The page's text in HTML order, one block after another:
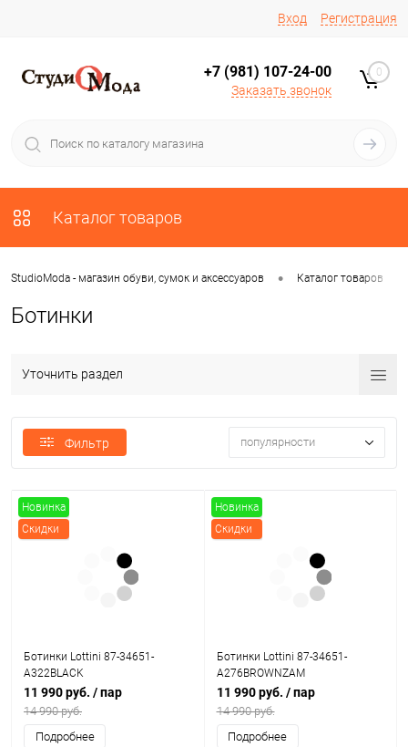
Вход Регистрация
+7 (981) 107-24-00
Заказать звонок
0
Каталог товаров
StudioModa - магазин обуви, сумок и аксессуаров • Каталог товаров
Ботинки
Уточнить раздел
Фильтр популярности
Новинка
Скидки
Ботинки Lottini 87-34651-
A322BLACK
11 990 руб. / пар
14 990 руб.
Подробнее
Новинка
Скидки
Ботинки Lottini 87-34651-
A276BROWNZAM
11 990 руб. / пар
14 990 руб.
Подробнее